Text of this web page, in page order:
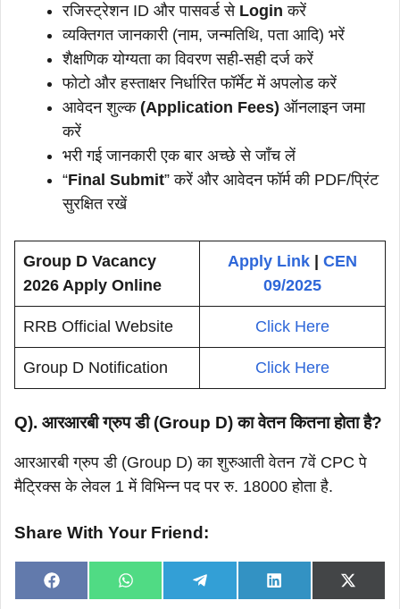
रजिस्ट्रेशन ID और पासवर्ड से Login करें
व्यक्तिगत जानकारी (नाम, जन्मतिथि, पता आदि) भरें
शैक्षणिक योग्यता का विवरण सही-सही दर्ज करें
फोटो और हस्ताक्षर निर्धारित फॉर्मेट में अपलोड करें
आवेदन शुल्क (Application Fees) ऑनलाइन जमा
करें
भरी गई जानकारी एक बार अच्छे से जाँच लें
“Final Submit” करें और आवेदन फॉर्म की PDF/प्रिंट
सुरक्षित रखें
Group D Vacancy
2026 Apply Online
Apply Link | CEN
09/2025
RRB Official Website Click Here
Group D Notification Click Here
Q). आरआरबी ग्रुप डी (Group D) का वेतन कितना होता है?
आरआरबी ग्रुप डी (Group D) का शुरुआती वेतन 7वें CPC पे
मैट्रिक्स के लेवल 1 में विभिन्न पद पर रु. 18000 होता है.
Share With Your Friend:
Share
on
F
a
Share
on
W
h
Share
on
e
Share
on
L
i
Share
on
X
(